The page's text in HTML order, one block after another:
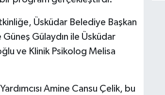
Üsküdar Belediye Başkan
Gülaydın ile Üsküdar
ve Klinik Psikolog Melisa
Amine Cansu Çelik, bu